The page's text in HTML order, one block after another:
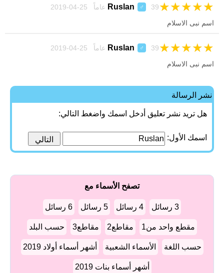
Ruslan ♂ 39 عاماً 25-04-2019 ★
★
★
★
★
اسم نبى الاسلام
Ruslan ♂ 39 عاماً 25-04-2019 ★
★
★
★
★
اسم نبى الاسلام
نشر الرسالة
هل تريد نشر تعليق أدخل اسمك واضغط التالي:
اسمك الأول:
تصفح الأسماء مع
3 رسائل 4 رسائل 5 رسائل 6 رسائل
مقطع واحد من1 مقاطع2 مقاطع3 حسب البلد
حسب اللغة الأسماء الشعبية أشهر أسماء أولاد 2019
أشهر أسماء بنات 2019